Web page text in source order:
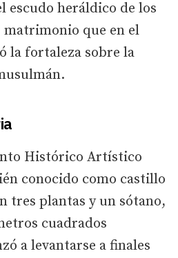
escudo heráldico de los
matrimonio que en el
la fortaleza sobre la
Histórico Artístico
conocido como castillo
tres plantas y un sótano,
cuadrados
a levantarse a finales